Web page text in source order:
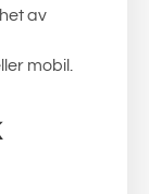
av
mobil.